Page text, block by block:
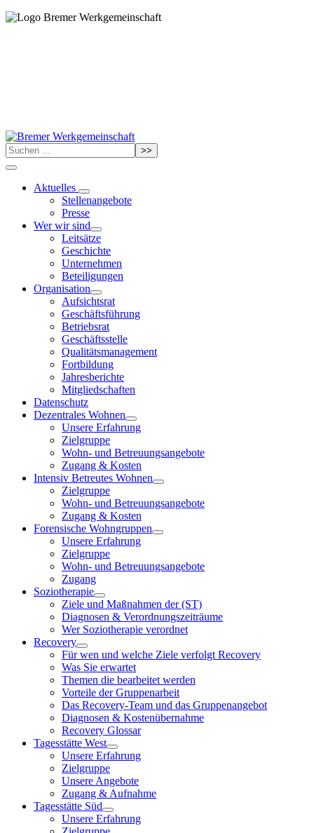
>>
Aktuelles
Stellenangebote
Presse
Wer wir sind
Leitsätze
Geschichte
Unternehmen
Beteiligungen
Organisation
Aufsichtsrat
Geschäftsführung
Betriebsrat
Geschäftsstelle
Qualitätsmanagement
Fortbildung
Jahresberichte
Mitgliedschaften
Datenschutz
Dezentrales Wohnen
Unsere Erfahrung
Zielgruppe
Wohn- und Betreuungsangebote
Zugang & Kosten
Intensiv Betreutes Wohnen
Zielgruppe
Wohn- und Betreuungsangebote
Zugang & Kosten
Forensische Wohngruppen
Unsere Erfahrung
Zielgruppe
Wohn- und Betreuungsangebote
Zugang
Soziotherapie
Ziele und Maßnahmen der (ST)
Diagnosen & Verordnungszeiträume
Wer Soziotherapie verordnet
Recovery
Für wen und welche Ziele verfolgt Recovery
Was Sie erwartet
Themen die bearbeitet werden
Vorteile der Gruppenarbeit
Das Recovery-Team und das Gruppenangebot
Diagnosen & Kostenübernahme
Recovery Glossar
Tagesstätte West
Unsere Erfahrung
Zielgruppe
Unsere Angebote
Zugang & Aufnahme
Tagesstätte Süd
Unsere Erfahrung